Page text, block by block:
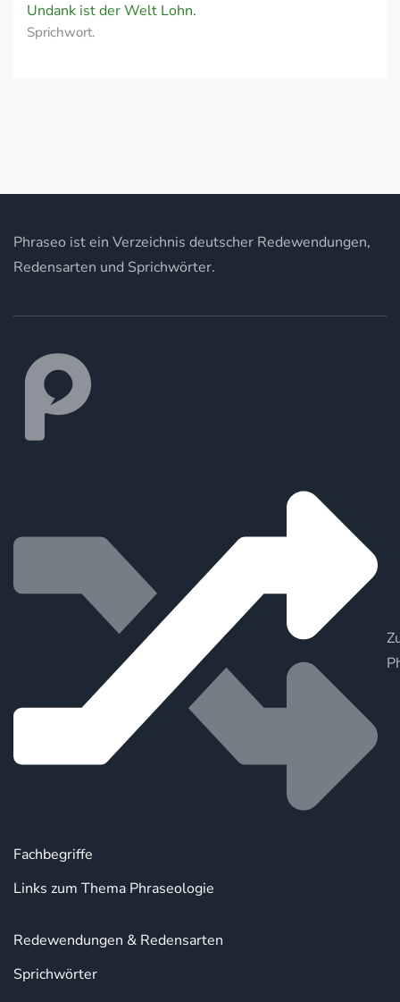
Undank ist der Welt Lohn.
Sprichwort.
Phraseo ist ein Verzeichnis deutscher Redewendungen,
Redensarten und Sprichwörter.
Fachbegriffe
Links zum Thema Phraseologie
Redewendungen & Redensarten
Sprichwörter